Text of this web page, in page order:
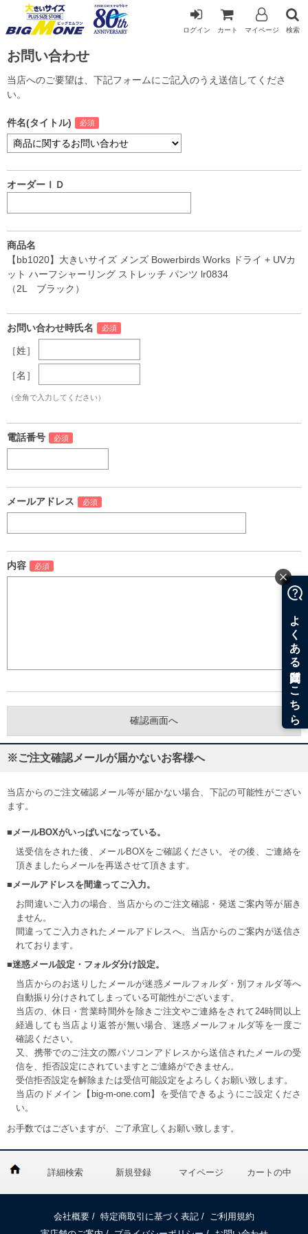
ログイン カート マイページ 検索
お問い合わせ
当店へのご要望は、下記フォームにご記入のうえ送信してくださ
い。
件名(タイトル)
オーダーＩＤ
商品名
【bb1020】大きいサイズ メンズ Bowerbirds Works ドライ + UVカ
ット ハーフシャーリング ストレッチ パンツ lr0834
（2L ブラック）
お問い合わせ時氏名
［姓］
［名］
（全角で入力してください）
電話番号
メールアドレス
内容
※ご注文確認メールが届かないお客様へ
当店からのご注文確認メール等が届かない場合、下記の可能性がござい
ます。
■メールBOXがいっぱいになっている。
送受信をされた後、メールBOXをご確認ください。その後、ご連絡を
頂きましたらメールを再送させて頂きます。
■メールアドレスを間違ってご入力。
お間違いご入力の場合、当店からのご注文確認・発送ご案内等が届き
ません。
間違ってご入力されたメールアドレスへ、当店からのご案内が送信さ
れております。
■迷惑メール設定・フォルダ分け設定。
当店からのお送りしたメールが迷惑メールフォルダ・別フォルダ等へ
自動振り分けされてしまっている可能性がございます。
当店の、休日・営業時間外を除きご注文やご連絡をされて24時間以上
経過しても当店より返答が無い場合、迷惑メールフォルダ等を一度ご
確認ください。
又、携帯でのご注文の際パソコンアドレスから送信されたメールの受
信を、拒否設定にされていますとご連絡ができません。
受信拒否設定を解除または受信可能設定をよろしくお願い致します。
当店のドメイン【big-m-one.com】を受信できるようにご設定くださ
い。
お手数ではございますが、ご了承宜しくお願い致します。
詳細検索 新規登録 マイページ カートの中
会社概要 / 特定商取引に基づく表記 /
ご利用規約